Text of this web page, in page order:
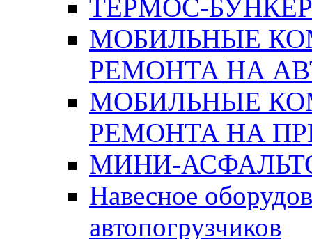
ТЕРМОС-
МОБИЛЬНЫЕ
РЕМОНТА НА
МОБИЛЬНЫЕ
РЕМОНТА НА
МИНИ-
Навесное
автопогрузчиков